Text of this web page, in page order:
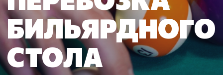
предоставляя надежный сервис. Ваш
переезд пройдет гладко.
Связаться